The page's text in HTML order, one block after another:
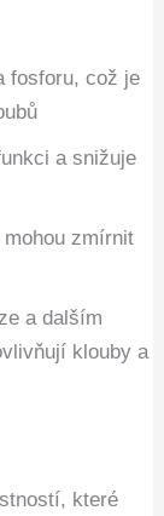
fosforu, což je
a snižuje
zmírnit
a dalším
klouby a
které